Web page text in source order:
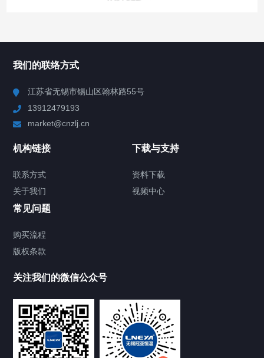
Chiller高精度制冷循环器
TCU温度控制单元
Chiller气体控温系统
Chamber试验箱
FREEZER低温箱
我们的联络方式
江苏省无锡市锡山区翰林路55号
13912479193
market@cnzlj.cn
机构链接
联系方式
关于我们
下载与支持
资料下载
视频中心
常见问题
购买流程
版权条款
关注我们的微信公众号